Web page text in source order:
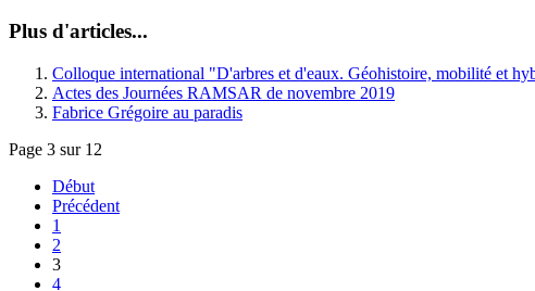
Plus d'articles...
Colloque international "D'arbres et d'eaux. Géohistoire, mobilité et
Actes des Journées RAMSAR de novembre 2019
Fabrice Grégoire au paradis
Page 3 sur 12
Début
Précédent
1
2
3
4